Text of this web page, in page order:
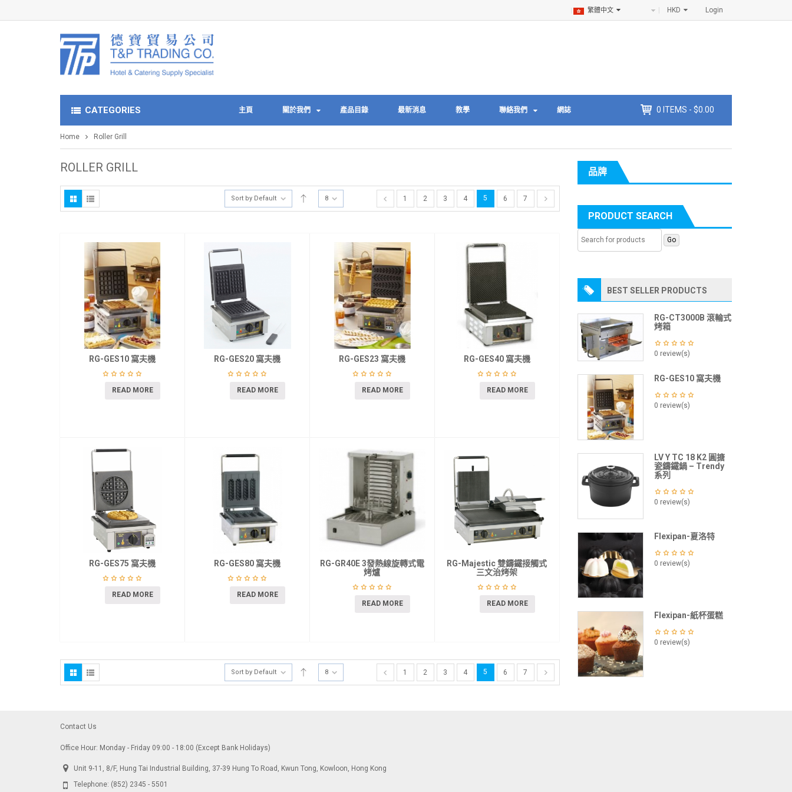
Login
HKD
繁體中文
CATEGORIES 主頁 關於我們 產品目錄 最新消息 教學 聯絡我們 網誌 0 ITEMS - $0.00
Home Roller Grill
ROLLER GRILL
Sort by Default 8 1 2 3 4 5 6 7
RG-GES10 窩夫機
READ MORE
RG-GES20 窩夫機
READ MORE
RG-GES23 窩夫機
READ MORE
RG-GES40 窩夫機
READ MORE
RG-GES75 窩夫機
READ MORE
RG-GES80 窩夫機
READ MORE
RG-GR40E 3發熱線旋轉式電
烤爐
READ MORE
RG-Majestic 雙鑄鐵接觸式
三文治烤架
READ MORE
Sort by Default 8 1 2 3 4 5 6 7
品牌
PRODUCT SEARCH
BEST SELLER PRODUCTS
RG-CT3000B 滾輪式
烤箱
0 review(s)
RG-GES10 窩夫機
0 review(s)
LV Y TC 18 K2 圓搪
瓷鑄鐵鍋 – Trendy
系列
0 review(s)
Flexipan-夏洛特
0 review(s)
Flexipan-紙杯蛋糕
0 review(s)
Contact Us
Office Hour: Monday - Friday 09:00 - 18:00 (Except Bank Holidays)
Unit 9-11, 8/F, Hung Tai Industrial Building, 37-39 Hung To Road, Kwun Tong, Kowloon, Hong Kong
Telephone: (852) 2345 - 5501